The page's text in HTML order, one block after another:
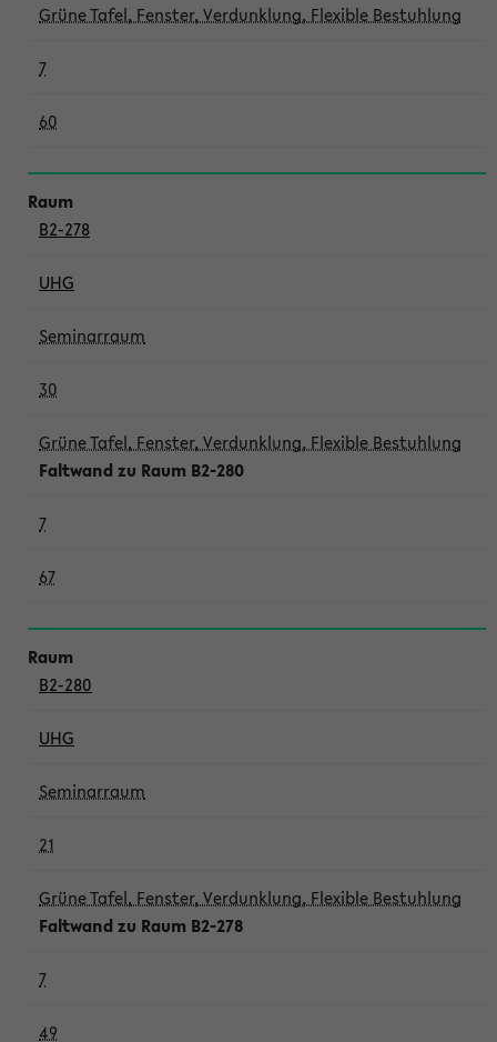
Grüne Tafel, Fenster, Verdunklung, Flexible Bestuhlung
7
60
B2-278
UHG
Seminarraum
30
Grüne Tafel, Fenster, Verdunklung, Flexible Bestuhlung
Faltwand zu Raum B2-280
7
67
B2-280
UHG
Seminarraum
21
Grüne Tafel, Fenster, Verdunklung, Flexible Bestuhlung
Faltwand zu Raum B2-278
7
49